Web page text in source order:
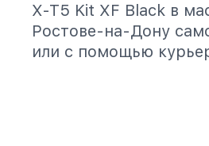
X-T5 Kit XF Black в
Ростове-на-Дону
или с помощью